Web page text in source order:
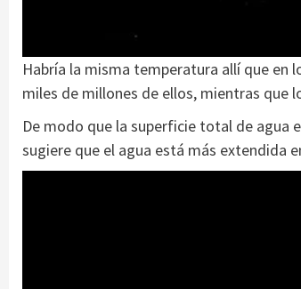
Habría la misma temperatura allí que en
miles de millones de ellos, mientras que
De modo que la superficie total de agua
sugiere que el agua está más extendida